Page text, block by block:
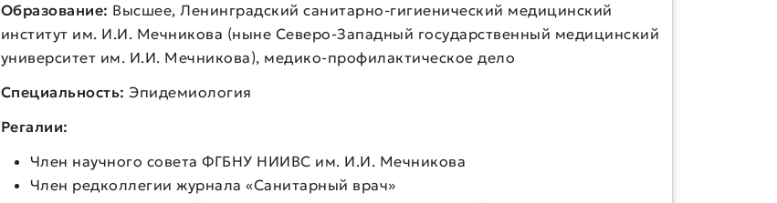
Образование: Высшее, Ленинградский санитарно-гигиенический медицинский
институт им. И.И. Мечникова (ныне Северо-Западный государственный медицинский
университет им. И.И. Мечникова), медико-профилактическое дело
Специальность: Эпидемиология
Регалии:
Член научного совета ФГБНУ НИИВС им. И.И. Мечникова
Член редколлегии журнала «Санитарный врач»